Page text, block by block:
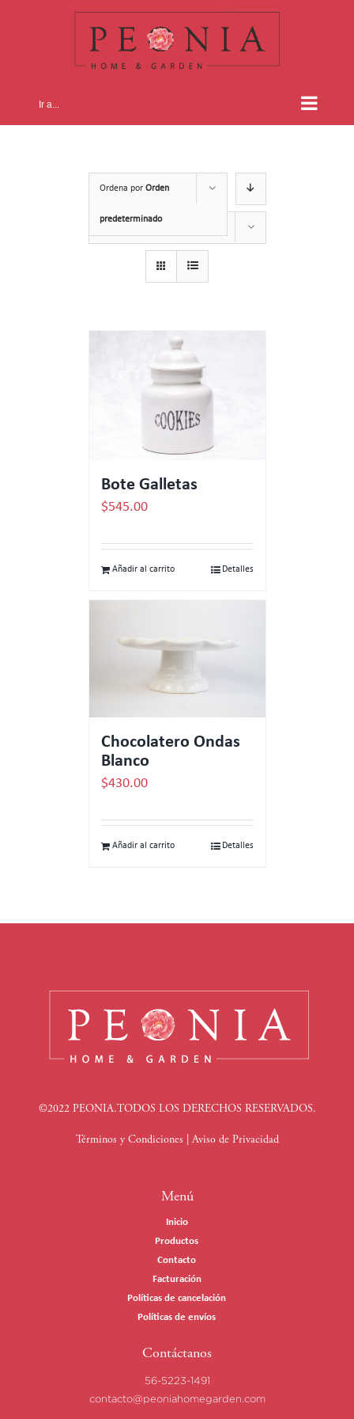
Ir a...
Ordena por Orden
predeterminado
Bote Galletas
$545.00
Añadir al carrito Detalles
Chocolatero Ondas
Blanco
$430.00
Añadir al carrito Detalles
©2022 PEONIA.TODOS LOS DERECHOS RESERVADOS.
Términos y Condiciones Aviso de Privacidad
Menú
Inicio
Productos
Contacto
Facturación
Políticas de cancelación
Políticas de envíos
Contáctanos
56-5223-1491
contacto@peoniahomegarden.com